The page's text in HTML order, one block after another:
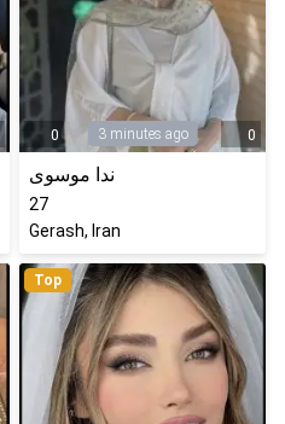
0 3 minutes ago 0
ندا موسوی
27
Gerash, Iran
Top